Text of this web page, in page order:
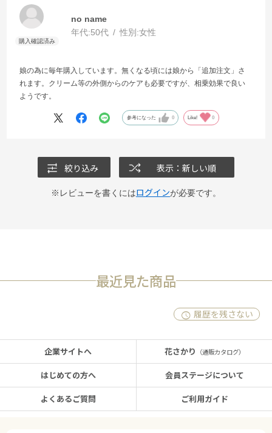
no name
年代:50代 性別:女性
娘の為に毎年購入しています。無くなる頃には娘から「追加注文」さ
れます。クリーム等の外側からのケアも必要ですが、相乗効果で良い
ようです。
参考になった 0 Like! 0
絞り込み 表示：新しい順
※レビューを書くにはログインが必要です。
最近見た商品
履歴を残さない
企業サイトへ
はじめての方へ
よくあるご質問
花さかり （通販カタログ）
会員ステージについて
ご利用ガイド